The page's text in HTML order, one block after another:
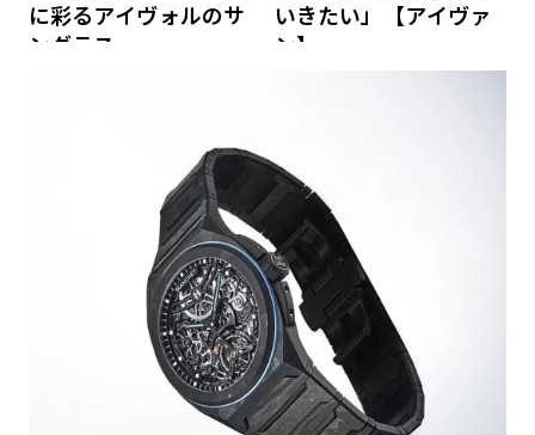
に彩るアイヴォルのサ
ングラス
いきたい」【アイヴァ
ン】